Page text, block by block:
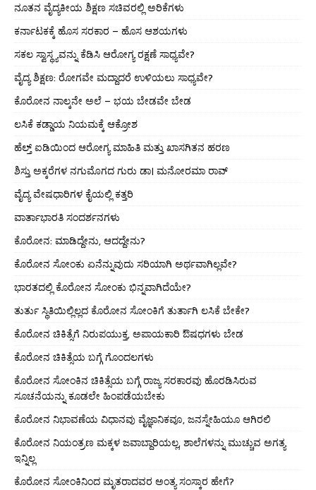
ನೂತನ ವೈದ್ಯಕೀಯ ಶಿಕ್ಷಣ ಸಚಿವರಲ್ಲಿ ಅರಿಕೆಗಳು
ಕರ್ನಾಟಕಕ್ಕೆ ಹೊಸ ಸರಕಾರ – ಹೊಸ ಆಶಯಗಳು
ಸಕಲ ಸ್ವಾಸ್ಥ್ಯವನ್ನು ಕೆಡಿಸಿ ಆರೋಗ್ಯ ರಕ್ಷಣೆ ಸಾಧ್ಯವೇ?
ವೈದ್ಯ ಶಿಕ್ಷಣ: ರೋಗವೇ ಮದ್ದಾದರೆ ಉಳಿಯಲು ಸಾಧ್ಯವೇ?
ಕೊರೋನ ನಾಲ್ಕನೇ ಅಲೆ – ಭಯ ಬೇಡವೇ ಬೇಡ
ಲಸಿಕೆ ಕಡ್ಡಾಯ ನಿಯಮಕ್ಕೆ ಆಕ್ರೋಶ
ಹೆಲ್ತ್ ಐಡಿಯಿಂದ ಆರೋಗ್ಯ ಮಾಹಿತಿ ಮತ್ತು ಖಾಸಗಿತನ ಹರಣ
ಶಿಸ್ತು ಅಕ್ಕರೆಗಳ ನಗುಮೊಗದ ಗುರು ಡಾ। ಮನೋರಮಾ ರಾವ್
ವೈದ್ಯ ವೇಷಧಾರಿಗಳ ಕೈಯಲ್ಲಿ ಕತ್ತರಿ
ವಾರ್ತಾಭಾರತಿ ಸಂದರ್ಶನಗಳು
ಕೊರೋನ: ಮಾಡಿದ್ದೇನು, ಆದದ್ದೇನು?
ಕೊರೋನ ಸೋಂಕು ಏನೆನ್ನುವುದು ಸರಿಯಾಗಿ ಅರ್ಥವಾಗಿಲ್ಲವೇ?
ಭಾರತದಲ್ಲಿ ಕೊರೋನ ಸೋಂಕು ಭಿನ್ನವಾಗಿದೆಯೇ?
ತುರ್ತು ಸ್ಥಿತಿಯಿಲ್ಲಿಲ್ಲದ ಕೊರೋನ ಸೋಂಕಿಗೆ ತುರ್ತಾಗಿ ಲಸಿಕೆ ಬೇಕೇ?
ಕೊರೋನ ಚಿಕಿತ್ಸೆಗೆ ನಿರುಪಯುಕ್ತ, ಅಪಾಯಕಾರಿ ಔಷಧಗಳು ಬೇಡ
ಕೊರೋನ ಚಿಕಿತ್ಸೆಯ ಬಗ್ಗೆ ಗೊಂದಲಗಳು
ಕೊರೋನ ಸೋಂಕಿನ ಚಿಕಿತ್ಸೆಯ ಬಗ್ಗೆ ರಾಜ್ಯ ಸರಕಾರವು ಹೊರಡಿಸಿರುವ
ಸೂಚನೆಯನ್ನು ಕೂಡಲೇ ಹಿಂಪಡೆಯಬೇಕು
ಕೊರೋನ ನಿಭಾವಣೆಯ ವಿಧಾನವು ವೈಜ್ಞಾನಿಕವೂ, ಜನಸ್ನೇಹಿಯೂ ಆಗಿರಲಿ
ಕೊರೋನ ನಿಯಂತ್ರಣ ಮಕ್ಕಳ ಜವಾಬ್ದಾರಿಯಲ್ಲ, ಶಾಲೆಗಳನ್ನು ಮುಚ್ಚುವ ಅಗತ್ಯ
ಇನ್ನಿಲ್ಲ
ಕೊರೋನ ಸೋಂಕಿನಿಂದ ಮೃತರಾದವರ ಅಂತ್ಯ ಸಂಸ್ಕಾರ ಹೇಗೆ?